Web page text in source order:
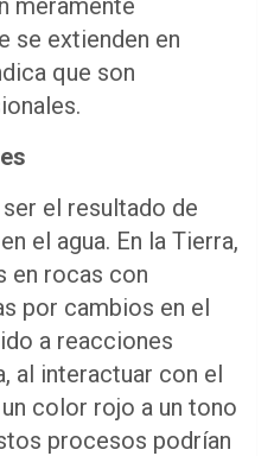
meramente
se extienden en
que son
el resultado de
el agua. En la Tierra,
en rocas con
por cambios en el
a reacciones
al interactuar con el
color rojo a un tono
procesos podrían